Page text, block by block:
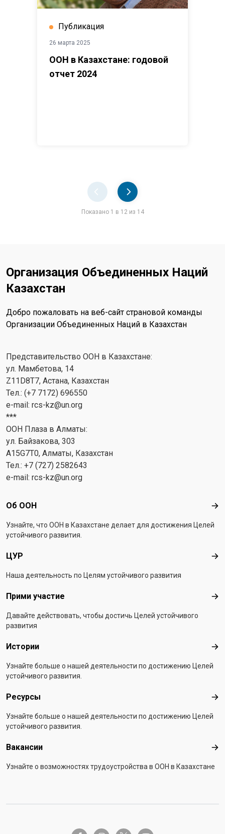
Публикация
26 марта 2025
ООН в Казахстане: годовой
отчет 2024
Показано 1 в 12 из 14
Организация Объединенных Наций
Казахстан
Добро пожаловать на веб-сайт страновой команды
Организации Объединенных Наций в Казахстан
Представительство ООН в Казахстане:
ул. Мамбетова, 14
Z11D8T7, Астана, Казахстан
Тел.: (+7 7172) 696550
e-mail: rcs-kz@un.org
***
ООН Плаза в Алматы:
ул. Байзакова, 303
A15G7T0, Алматы, Казахстан
Тел.: +7 (727) 2582643
e-mail: rcs-kz@un.org
Footer menu
Об ООН Об
Узнайте, что ООН в Казахстанe делает для достижения Целей
устойчивого развития.
ЦУР
Наша деятельность по Целям устойчивого развития
Прими участие
Давайте действовать, чтобы достичь Целей устойчивого
развития
Истории
Узнайте больше о нашей деятельности по достижению Целей
устойчивого развития.
Ресурсы
Узнайте больше о нашей деятельности по достижению Целей
устойчивого развития.
Вакансии
Узнайте о возможностях трудоустройства в ООН в Казахстане